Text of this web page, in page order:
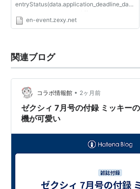
entryStatus(data.application_deadline_date
[[data.condition_male_from]]〜
en-event.zexy.net
関連ブログ
コラボ情報館 • 2ヶ月前
ゼクシィ 7月号の付録 ミッキー
機が可愛い